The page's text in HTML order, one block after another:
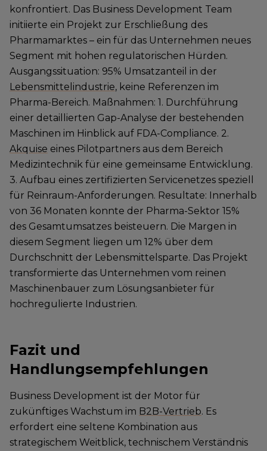
konfrontiert. Das Business Development Team
initiierte ein Projekt zur Erschließung des
Pharmamarktes – ein für das Unternehmen neues
Segment mit hohen regulatorischen Hürden.
Ausgangssituation: 95% Umsatzanteil in der
Lebensmittelindustrie, keine Referenzen im
Pharma-Bereich. Maßnahmen: 1. Durchführung
einer detaillierten Gap-Analyse der bestehenden
Maschinen im Hinblick auf FDA-Compliance. 2.
Akquise eines Pilotpartners aus dem Bereich
Medizintechnik für eine gemeinsame Entwicklung.
3. Aufbau eines zertifizierten Servicenetzes speziell
für Reinraum-Anforderungen. Resultate: Innerhalb
von 36 Monaten konnte der Pharma-Sektor 15%
des Gesamtumsatzes beisteuern. Die Margen in
diesem Segment liegen um 12% über dem
Durchschnitt der Lebensmittelsparte. Das Projekt
transformierte das Unternehmen vom reinen
Maschinenbauer zum Lösungsanbieter für
hochregulierte Industrien.
Fazit und
Handlungsempfehlungen
Business Development ist der Motor für
zukünftiges Wachstum im B2B-Vertrieb. Es
erfordert eine seltene Kombination aus
strategischem Weitblick, technischem Verständnis